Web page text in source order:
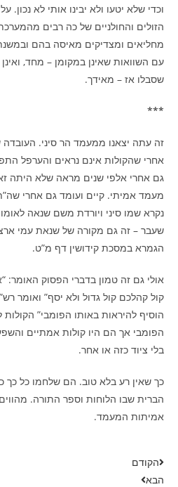
וכדי שלא יטעו ולא יבינו אותי לא נכון.
הזולים והחולניים של כה רבים
מחליאים ומצדיקים מאיסה בהם
עם השוואות שאינן במקומן – מחד,
שסבלו אז – מאידך.
***
זה עתה יצאנו ממעמד הר סיני. העובדה
אחרי שהקולות אינם נראים והערפל
גם אחרי אלפי שנים מראה שלא היתה
מעמד אמיתי. קיים ועומד גם אחרי
נקרא שמו סיני ויורדת משם שנאה
שעבר – זה גם מקורה של שנאת עמי
הגמרא במסכת קידושין דף מ”ט.
אולי גם זה טמון בדברי הפסוק האומר:
קול קהלכם קול גדול ולא יסף” ואומר
הוסיף להיראות באותו הפומבי” הקולות
הפומבי אך הם היו קולות אמתיים
בלי ציוד כזה או אחר.
כך שאין רע בלא טוב. הם שלחמו כל כך
הברית שבו הלוחות וספר התורה.
אמיתות המעמד.
הקודם
הבא